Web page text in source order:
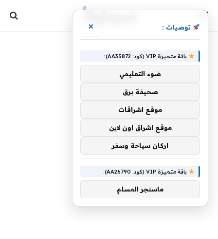
توصيات : ×
باقة متميزة VIP (كود: AA35872):
ضوء التعليمي
صحيفة برق
موقع اشراقات
موقع اشراق اون لاين
اركان سياحة وسفر
باقة متميزة VIP (كود: AA26790):
ماسنجر المسلم